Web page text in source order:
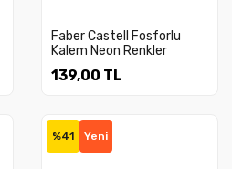
Faber Castell Fosforlu
Kalem Neon Renkler
139,00 TL
%41 Yeni